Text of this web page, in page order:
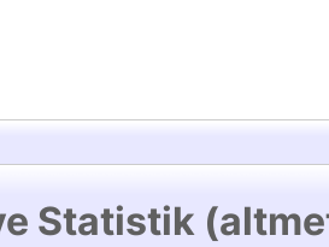
Statistik